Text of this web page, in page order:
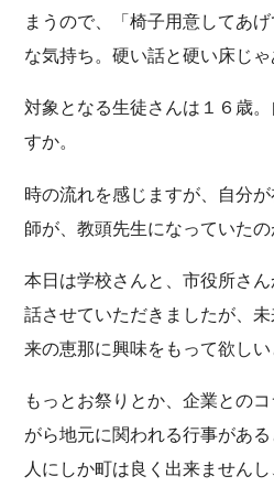
まうので、「椅子用意してあ
な気持ち。硬い話と硬い床じゃ
対象となる生徒さんは１６歳
すか。
時の流れを感じますが、自分
師が、教頭先生になっていたの
本日は学校さんと、市役所さ
話させていただきましたが、
来の恵那に興味をもって欲しい
もっとお祭りとか、企業との
がら地元に関われる行事があ
人にしか町は良く出来ません